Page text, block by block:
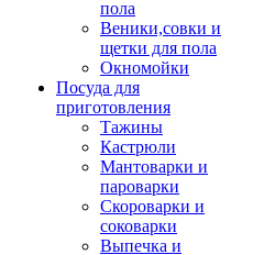
пола
Веники,совки и
щетки для пола
Окномойки
Посуда для
приготовления
Тажины
Кастрюли
Мантоварки и
пароварки
Скороварки и
соковарки
Выпечка и